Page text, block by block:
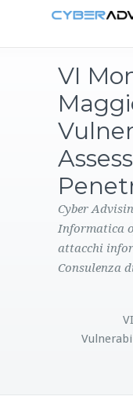
PRODOTTI
CONTATTI
VI
Cyber
Informatica
attacchi
Consulenza